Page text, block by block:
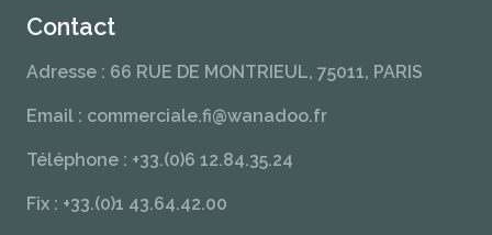
Contact
Adresse : 66 RUE DE MONTRIEUL, 75011, PARIS
Email : commerciale.fi@wanadoo.fr
Téléphone : +33.(0)6 12.84.35.24
Fix : +33.(0)1 43.64.42.00